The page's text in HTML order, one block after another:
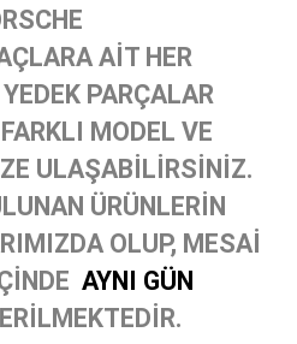
AİT HER
PARÇALAR
MODEL VE
ULAŞABİLİRSİNİZ.
ÜRÜNLERİN
OLUP, MESAİ
AYNI GÜN